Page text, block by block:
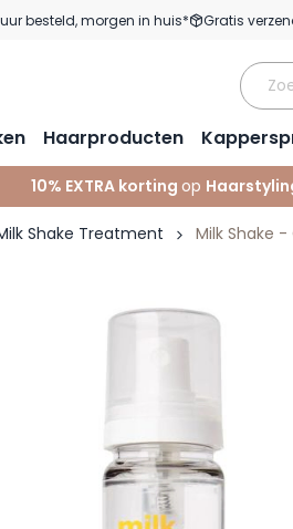
uur besteld, morgen in huis* Gratis
Haarproducten
10% EXTRA korting op
Shake Treatment Milk Shake